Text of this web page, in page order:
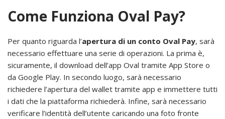
Come Funziona Oval Pay?
Per quanto riguarda l’apertura di un conto Oval Pay, sarà
necessario effettuare una serie di operazioni. La prima è,
sicuramente, il download dell’app Oval tramite App Store o
da Google Play. In secondo luogo, sarà necessario
richiedere l’apertura del wallet tramite app e immettere tutti
i dati che la piattaforma richiederà. Infine, sarà necessario
verificare l’identità dell’utente caricando una foto fronte